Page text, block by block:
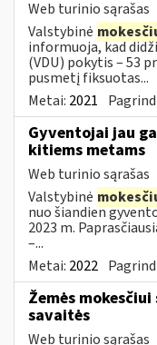
Web turinio sąrašas
Valstybinė
informuoja, kad
(VDU) pokytis – 53
pusmetį fiksuotas...
Metai: 2021
Gyventojai jau
kitiems metams
Web turinio sąrašas
Valstybinė
nuo šiandien
2023 m.
–...
Metai: 2022
Žemės
savaitės
Web turinio sąrašas